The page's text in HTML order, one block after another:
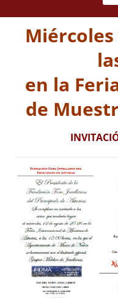
Miércoles
en la
de